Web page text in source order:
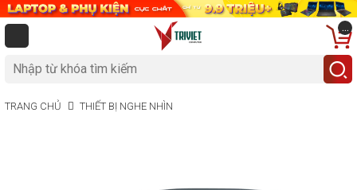
...
TRANG CHỦ THIẾT BỊ NGHE NHÌN